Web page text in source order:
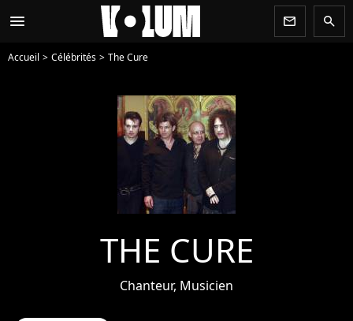
menu newsletter search
Accueil Célébrités The Cure
THE CURE
Chanteur, Musicien